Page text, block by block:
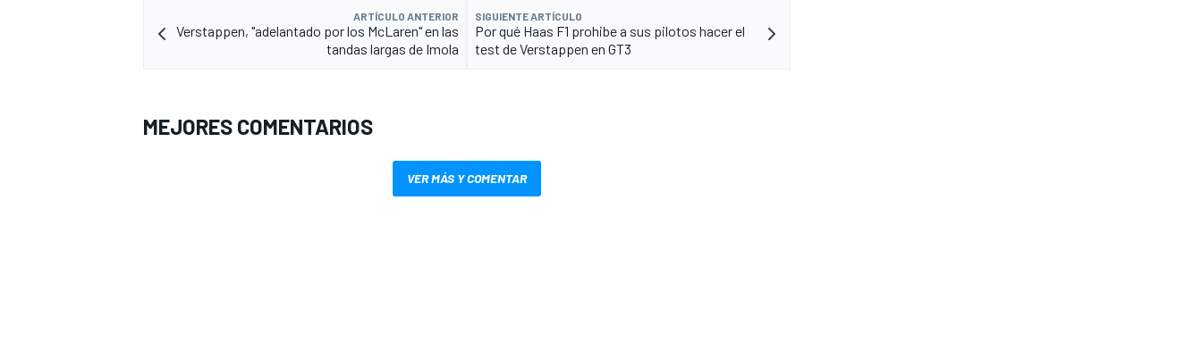
ARTÍCULO ANTERIOR
Verstappen, "adelantado por los McLaren" en las
tandas largas de Imola
SIGUIENTE ARTÍCULO
Por qué Haas F1 prohibe a sus pilotos hacer el
test de Verstappen en GT3
MEJORES COMENTARIOS
VER MÁS Y COMENTAR